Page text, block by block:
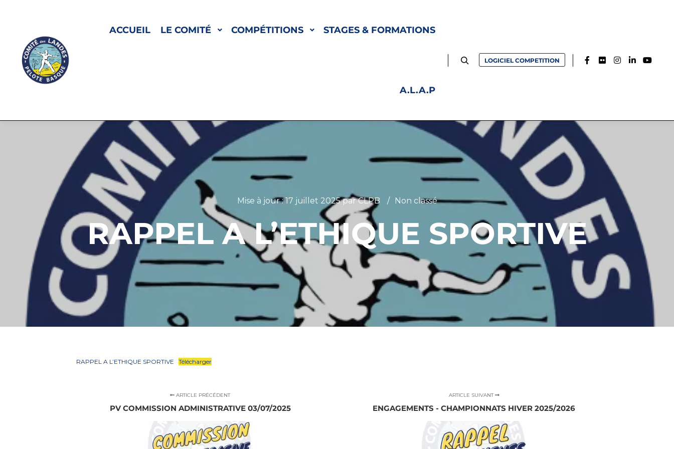
ACCUEIL LE COMITÉ COMPÉTITIONS STAGES & FORMATIONS
A.L.A.P
LOGICIEL COMPETITION
Mise à jour :17 juillet 2025parCLPB Non classé
RAPPEL A L’ETHIQUE SPORTIVE
RAPPEL A L’ETHIQUE SPORTIVE Télécharger
ARTICLE PRÉCÉDENT
PV COMMISSION ADMINISTRATIVE 03/07/2025
ARTICLE SUIVANT
ENGAGEMENTS - CHAMPIONNATS HIVER 2025/2026